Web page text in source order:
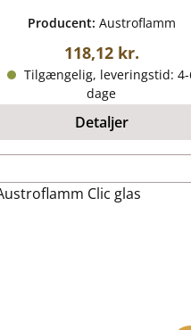
Producent: Austroflamm
Almindelig pris:
118,12 kr.
Tilgængelig, leveringstid:
dage
Detaljer